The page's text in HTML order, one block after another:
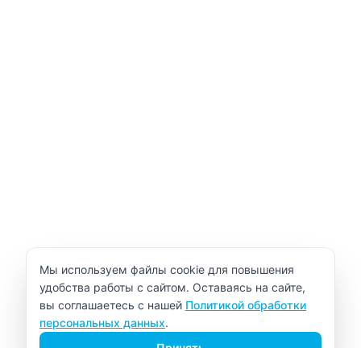
Уведомление об использовании cookie
Мы используем файлы cookie для повышения
удобства работы с сайтом. Оставаясь на сайте,
вы соглашаетесь с нашей Политикой обработки
персональных данных.